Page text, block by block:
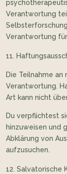
Verantwortung
Verantwortung
Die Teilnahme
Verantwortung.
Art kann nicht
Du verpflichtest
hinzuweisen und
Abklärung von
aufzusuchen.
Salvatorische